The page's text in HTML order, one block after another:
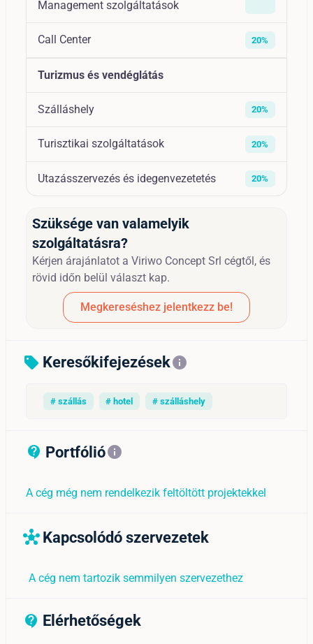
Management szolgáltatások
Call Center 20%
Turizmus és vendéglátás
Szálláshely 20%
Turisztikai szolgáltatások 20%
Utazásszervezés és idegenvezetetés 20%
Szüksége van valamelyik
szolgáltatásra?
Kérjen árajánlatot a Viriwo Concept Srl cégtől, és
rövid időn belül választ kap.
Megkereséshez jelentkezz be!
sell Keresőkifejezésekinfo
# szállás # hotel # szálláshely
contact_support_outline
Portfólióinfo
A cég még nem rendelkezik feltöltött projektekkel
hub Kapcsolódó szervezetek
A cég nem tartozik semmilyen szervezethez
contact_support_outline
Elérhetőségek